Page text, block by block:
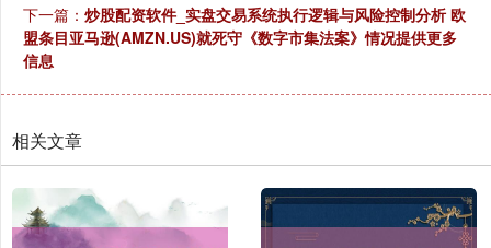
下一篇： 炒股配资软件_实盘交易系统执行逻辑与风险控制分析 欧
盟条目亚马逊(AMZN.US)就死守《数字市集法案》情况提供更多
信息
相关文章